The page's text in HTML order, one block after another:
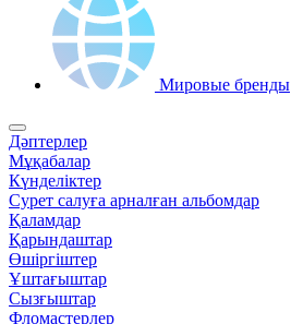
Мировые бренды
Дәптерлер
Мұқабалар
Күнделіктер
Сурет салуға арналған альбомдар
Қаламдар
Қарындаштар
Өшіргіштер
Ұштағыштар
Сызғыштар
Фломастерлер